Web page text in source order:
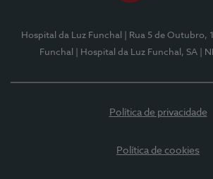
Hospital da Luz Funchal
| Rua 5 de Outubro,
Funchal
| Hospital da Luz Funchal, SA |
Política de privacidade
Política de cookies